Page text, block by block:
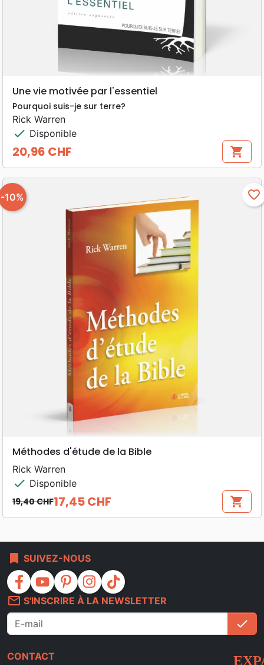
Une vie motivée par l'essentiel
Pourquoi suis-je sur terre?
Rick Warren
check Disponible
Prix
20,96 CHF shopping_cart
-10% favorite_border
Méthodes d'étude de la Bible
Rick Warren
check Disponible
Prix de base
19,40 CHF
Prix 17,45 CHF shopping_cart
bookmark SUIVEZ-NOUS
facebook youtube pinterest instagram
tiktok
mail_outline S'INSCRIRE À LA NEWSLETTER
check
CONTACT